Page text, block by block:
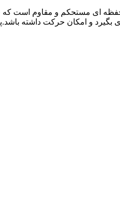
ای مستحکم و مقاوم است
و امکان حرکت داشته